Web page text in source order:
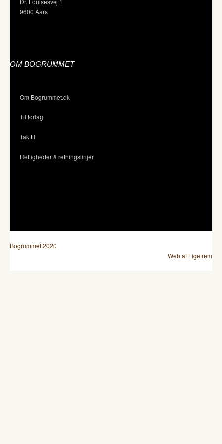
Dr. Louisesvej 1
9600 Aars
OM BOGRUMMET
Om Bogrummet.dk
Til forlag
Tak til
Rettigheder & retningslinjer
Bogrummet 2020
Web af Ligefrem